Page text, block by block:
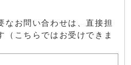
なお問い合わせは、直接担
（こちらではお受けできま